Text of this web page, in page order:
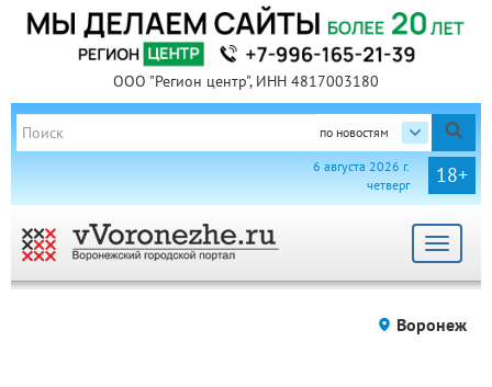
ООО "Регион центр", ИНН 4817003180
по новостям
18+
6 августа 2026 г.
четверг
Toggle
Воронеж